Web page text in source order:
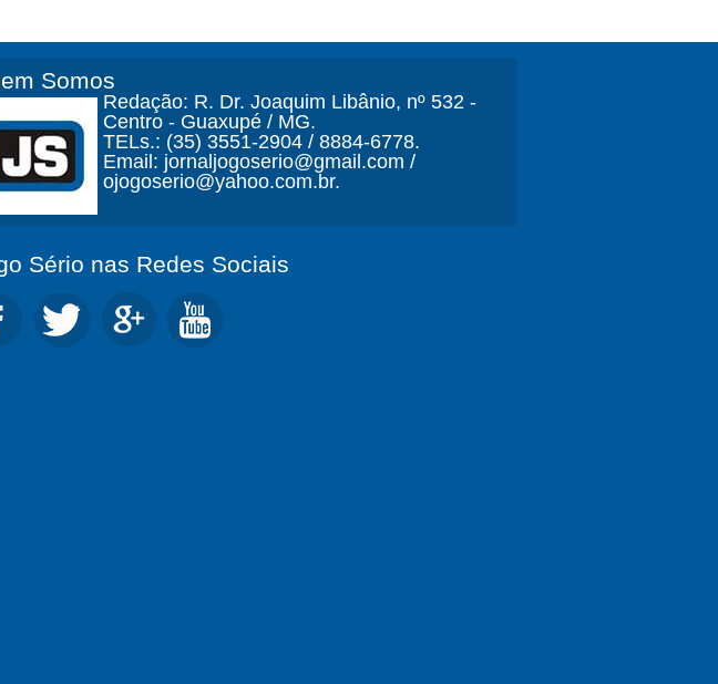
Somos
Redação: R. Dr. Joaquim Libânio, nº 532 -
Centro - Guaxupé / MG.
TELs.: (35) 3551-2904 / 8884-6778.
Email: jornaljogoserio@gmail.com /
ojogoserio@yahoo.com.br.
Sério nas Redes Sociais